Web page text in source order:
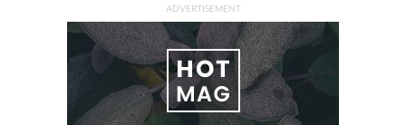
ADVERTISEMENT